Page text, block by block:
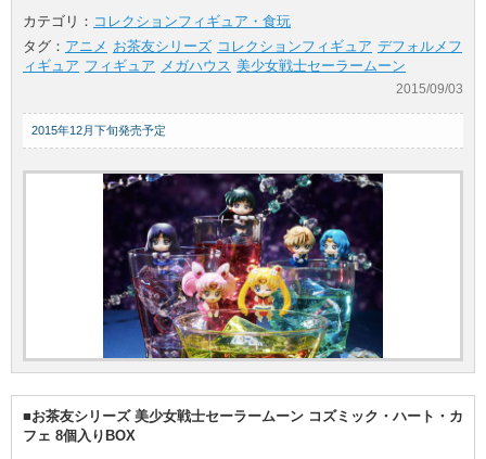
カテゴリ： コレクションフィギュア・食玩
タグ： アニメ お茶友シリーズ コレクションフィギュア デフォルメフ
ィギュア フィギュア メガハウス 美少女戦士セーラームーン
2015/09/03
2015年12月下旬発売予定
■お茶友シリーズ 美少女戦士セーラームーン コズミック・ハート・カ
フェ 8個入りBOX